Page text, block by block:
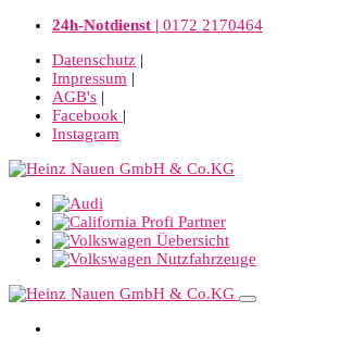
24h-Notdienst | 0172 2170464
Datenschutz |
Impressum |
AGB's |
Facebook |
Instagram